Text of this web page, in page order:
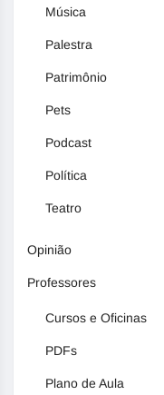
Música
Palestra
Patrimônio
Pets
Podcast
Política
Teatro
Opinião
Professores
Cursos e Oficinas
PDFs
Plano de Aula